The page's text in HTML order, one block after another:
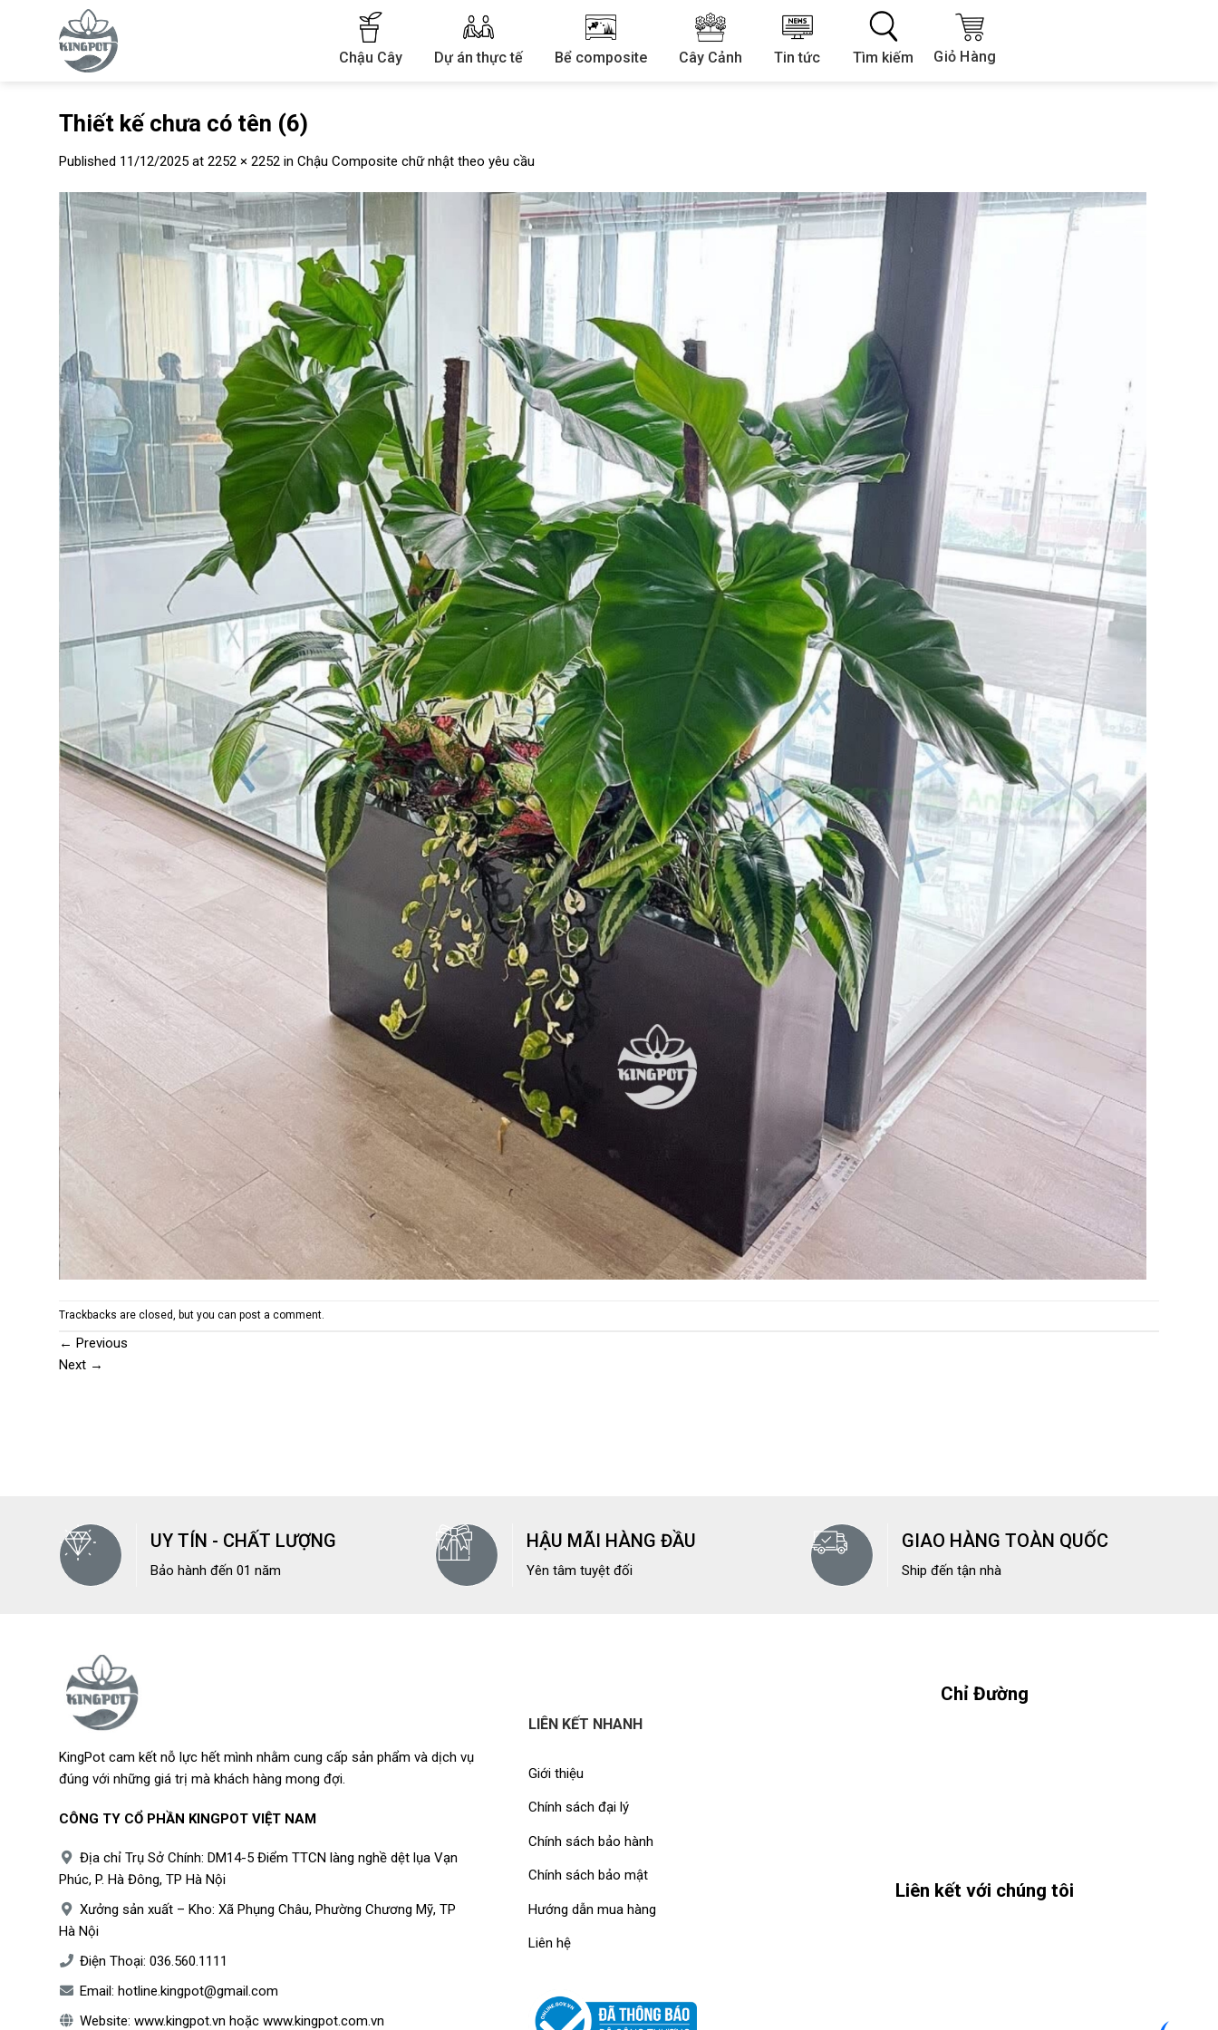
Chậu Cây Dự án thực tế Bể composite Cây Cảnh Tin tức Tìm kiếm Giỏ Hàng
Thiết kế chưa có tên (6)
Published 11/12/2025 at 2252 × 2252 in Chậu Composite chữ nhật theo yêu cầu
Trackbacks are closed, but you can post a comment
← Previous
Next →
UY TÍN - CHẤT LƯỢNG
Bảo hành đến 01 năm
HẬU MÃI HÀNG ĐẦU
Yên tâm tuyệt đối
GIAO HÀNG TOÀN QUỐC
Ship đến tận nhà
KingPot cam kết nỗ lực hết mình nhằm cung cấp sản phẩm và dịch vụ
đúng với những giá trị mà khách hàng mong đợi.
CÔNG TY CỔ PHẦN KINGPOT VIỆT NAM
Địa chỉ Trụ Sở Chính: DM14-5 Điểm TTCN làng nghề dệt lụa Vạn
Phúc, P. Hà Đông, TP Hà Nội
Xưởng sản xuất – Kho: Xã Phụng Châu, Phường Chương Mỹ, TP
Hà Nội
Điện Thoại: 036.560.1111
Email: hotline.kingpot@gmail.com
Website: www.kingpot.vn hoặc www.kingpot.com.vn
LIÊN KẾT NHANH
Giới thiệu
Chính sách đại lý
Chính sách bảo hành
Chính sách bảo mật
Hướng dẫn mua hàng
Liên hệ
Chỉ Đường
Liên kết với chúng tôi